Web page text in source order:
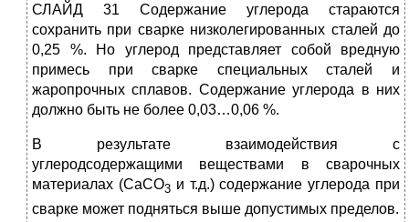
СЛАЙД 31 Содержание углерода стараются
сохранить при сварке низколегированных сталей до
0,25 %. Но углерод представляет собой вредную
примесь при сварке специальных сталей и
жаропрочных сплавов. Содержание углерода в них
должно быть не более 0,03…0,06 %.
В результате взаимодействия с
углеродсодержащими веществами в сварочных
материалах (СаСО3и т.д.) содержание углерода при
сварке может подняться выше допустимых пределов.